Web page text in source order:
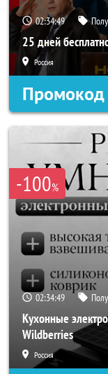
02:34:47
25 дней
Россия
Промокод
-100%
02:34:47
Кухонные
Wildberries
Россия